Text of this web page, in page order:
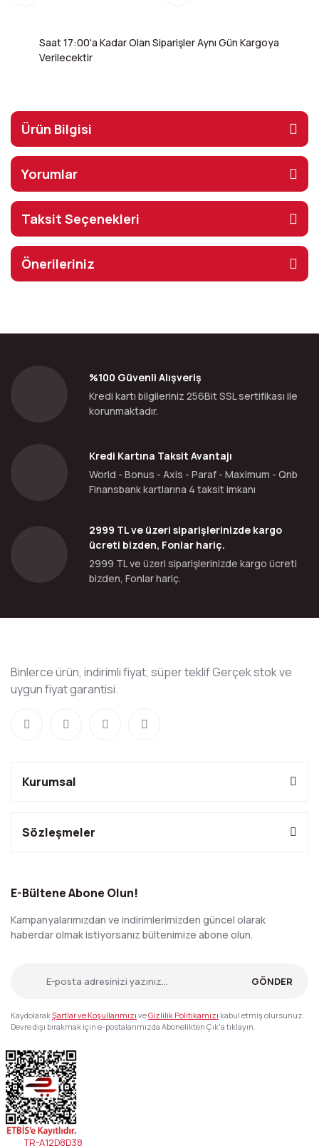
Saat 17:00'a Kadar Olan Siparişler Aynı Gün Kargoya
Verilecektir
Ürün Bilgisi
Yorumlar
Taksit Seçenekleri
Önerileriniz
%100 Güvenli Alışveriş
Kredi kartı bilgileriniz 256Bit SSL sertifikası ile
korunmaktadır.
Kredi Kartına Taksit Avantajı
World - Bonus - Axis - Paraf - Maximum - Qnb
Finansbank kartlarına 4 taksit imkanı
2999 TL ve üzeri siparişlerinizde kargo
ücreti bizden, Fonlar hariç.
2999 TL ve üzeri siparişlerinizde kargo ücreti
bizden, Fonlar hariç.
Binlerce ürün, indirimli fiyat, süper teklif Gerçek stok ve
uygun fiyat garantisi.
Kurumsal
Sözleşmeler
E-Bültene Abone Olun!
Kampanyalarımızdan ve indirimlerimizden güncel olarak
haberdar olmak istiyorsanız bültenimize abone olun.
GÖNDER
KaydolarakŞartlar ve Koşullarımızı veGizlilik Politikamızı kabul etmiş olursunuz.
Devre dışı bırakmak için e-postalarımızda Abonelikten Çık'a tıklayın.
TR-A12D8D38